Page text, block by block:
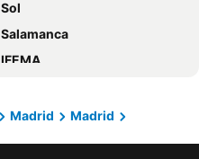
Novotel Madrid City Las Ventas
Hotel Liabeny
BLESS Madrid
Melia Avenida de America
Sol
Salamanca
IFEMA
Atocha
Madrid
Madrid